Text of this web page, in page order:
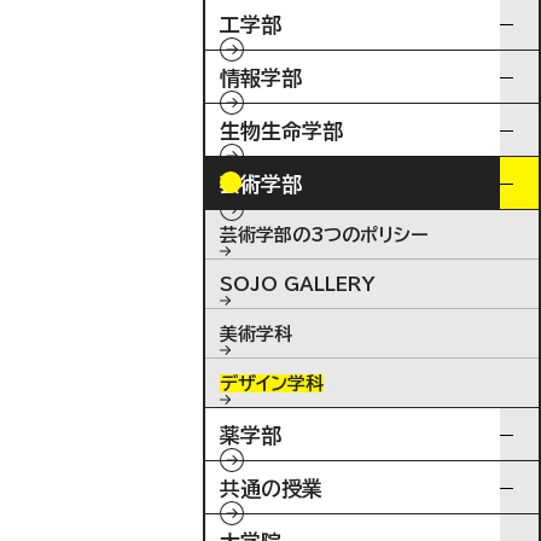
工学部
情報学部
生物生命学部
芸術学部
芸術学部の3つのポリシー
SOJO GALLERY
美術学科
デザイン学科
薬学部
共通の授業